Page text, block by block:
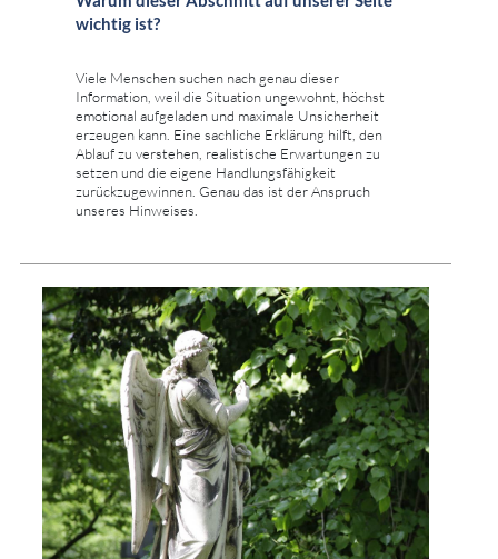
wichtig ist?
Viele Menschen suchen nach genau dieser
Information, weil die Situation ungewohnt, höchst
emotional aufgeladen und maximale Unsicherheit
erzeugen kann. Eine sachliche Erklärung hilft, den
Ablauf zu verstehen, realistische Erwartungen zu
setzen und die eigene Handlungsfähigkeit
zurückzugewinnen. Genau das ist der Anspruch
unseres Hinweises.